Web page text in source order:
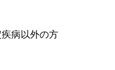
疾病以外の方